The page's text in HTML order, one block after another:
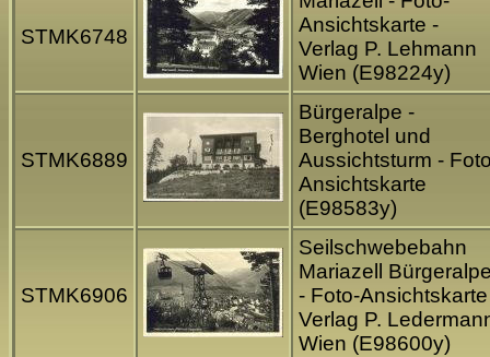
STMK6748
Ansichtskarte -
Verlag P. Lehmann
Wien (E98224y)
STMK6889
Bürgeralpe -
Berghotel und
Aussichtsturm -
Ansichtskarte
(E98583y)
STMK6906
Seilschwebebahn
Mariazell
- Foto-
Verlag P.
Wien (E98600y)